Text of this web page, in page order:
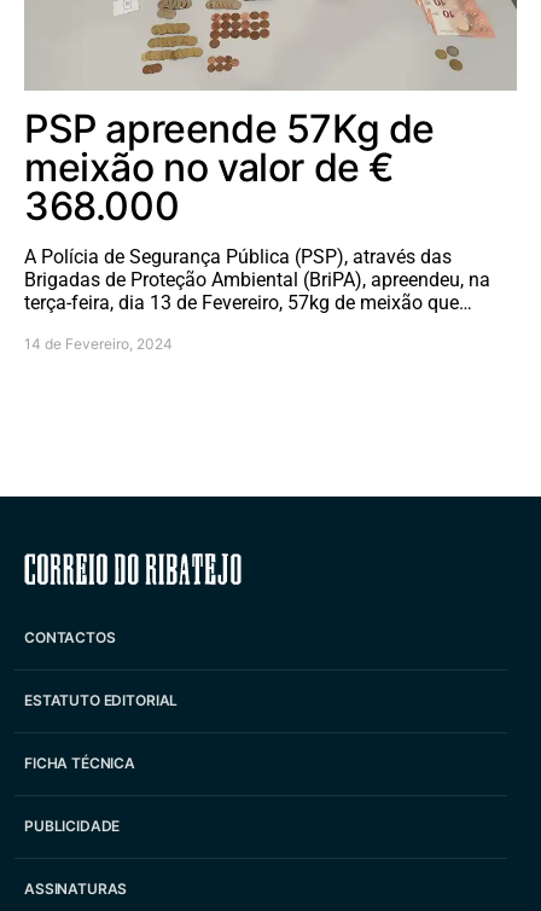
PSP apreende 57Kg de
meixão no valor de €
368.000
A Polícia de Segurança Pública (PSP), através das
Brigadas de Proteção Ambiental (BriPA), apreendeu, na
terça-feira, dia 13 de Fevereiro, 57kg de meixão que…
14 de Fevereiro, 2024
Correio do Ribatejo
CONTACTOS
ESTATUTO EDITORIAL
FICHA TÉCNICA
PUBLICIDADE
ASSINATURAS